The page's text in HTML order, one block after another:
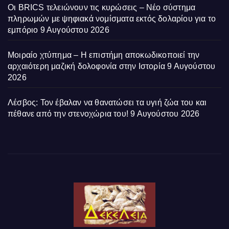
Οι BRICS τελειώνουν τις κυρώσεις – Νέο σύστημα
πληρωμών με ψηφιακά νομίσματα εκτός δολαρίου για το
εμπόριο 9 Αυγούστου 2026
Μοιραίο χτύπημα – Η επιστήμη αποκωδικοποιεί την
αρχαιότερη μαζική δολοφονία στην Ιστορία 9 Αυγούστου
2026
Λέσβος: Τον έβαλαν να θανατώσει τα υγιή ζώα του και
πέθανε από την στενοχώρια του! 9 Αυγούστου 2026